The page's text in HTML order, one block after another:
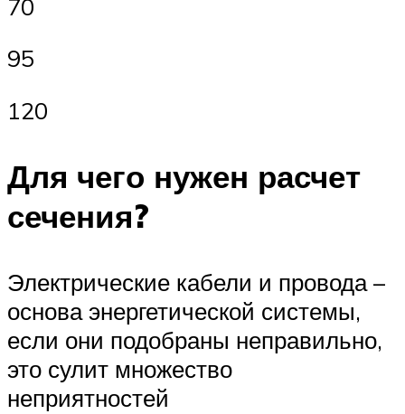
70
95
120
Для чего нужен расчет
сечения?
Электрические кабели и провода –
основа энергетической системы,
если они подобраны неправильно,
это сулит множество
неприятностей